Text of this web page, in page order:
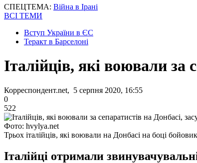
СПЕЦТЕМА: Війна в Ірані
ВСІ ТЕМИ
Вступ України в ЄС
Теракт в Барселоні
Італійців, які воювали за
Корреспондент.net, 5 серпня 2020, 16:55
0
522
Фото: hvylya.net
Трьох італійців, які воювали на Донбасі на боці
Італійці отримали